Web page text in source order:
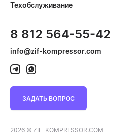
Техобслуживание
8 812 564-55-42
info@zif-kompressor.com
ЗАДАТЬ ВОПРОС
2026 © ZIF-KOMPRESSOR.COM